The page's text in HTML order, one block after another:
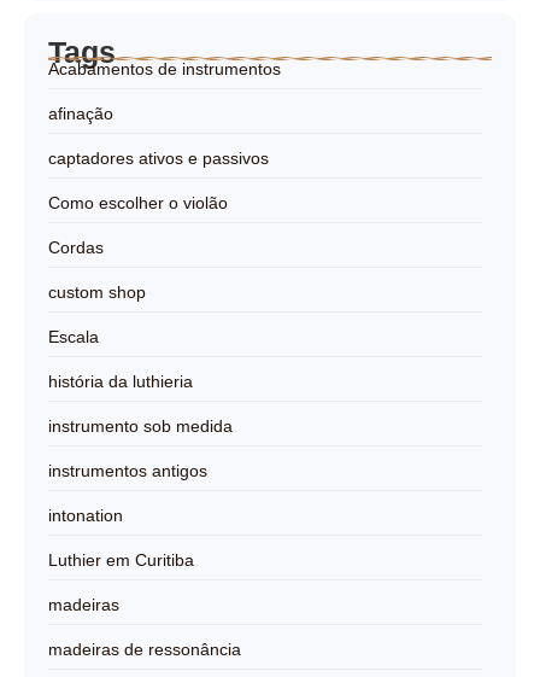
Tags
Acabamentos de instrumentos
afinação
captadores ativos e passivos
Como escolher o violão
Cordas
custom shop
Escala
história da luthieria
instrumento sob medida
instrumentos antigos
intonation
Luthier em Curitiba
madeiras
madeiras de ressonância